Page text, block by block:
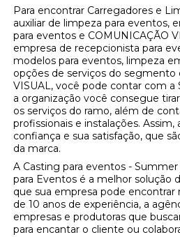
Para encontrar Carregadores e
auxiliar de limpeza para eventos,
para eventos e COMUNICAÇÃO
empresa de recepcionista para
modelos para eventos, limpeza
opções de serviços do segmento
VISUAL, você pode contar com
a organização você consegue
os serviços do ramo, além de
profissionais e instalações.
confiança e sua satisfação, que
da marca.
A Casting para eventos -
para Eventos é a melhor solução
que sua empresa pode
de 10 anos de experiência, a
empresas e produtoras que
para encantar o cliente ou